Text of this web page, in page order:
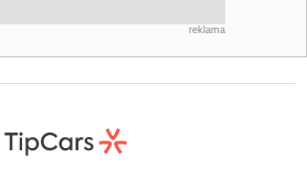
reklama